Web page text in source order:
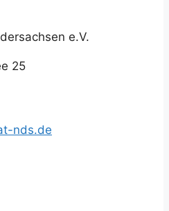
e.V.
25
nds.de